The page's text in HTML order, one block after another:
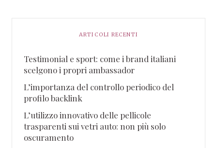
ARTICOLI RECENTI
Testimonial e sport: come i brand italiani
scelgono i propri ambassador
L’importanza del controllo periodico del
profilo backlink
L’utilizzo innovativo delle pellicole
trasparenti sui vetri auto: non più solo
oscuramento